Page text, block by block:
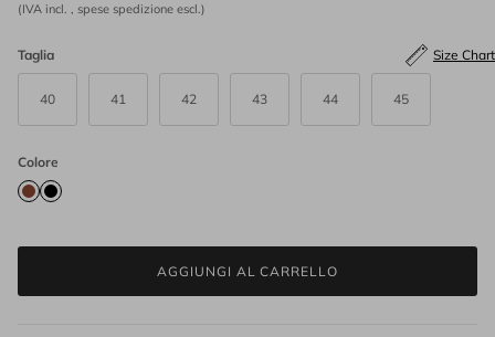
(IVA incl. , spese spedizione escl.)
Size Chart
Taglia
40 41 42 43 44 45
Colore
AGGIUNGI AL CARRELLO